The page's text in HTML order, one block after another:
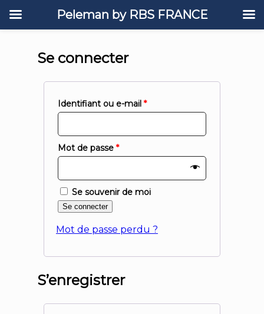
Se connecter
Identifiant ou e-mail *
Mot de passe *
Se souvenir de moi
Se connecter
Mot de passe perdu ?
S’enregistrer
Peleman by RBS FRANCE